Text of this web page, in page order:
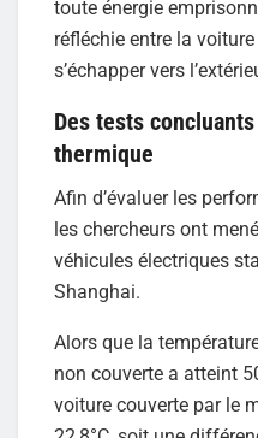
toute énergie
réfléchie entre la
s’échapper vers
Des tests
thermique
Afin d’évaluer les
les chercheurs ont
véhicules électriques
Shanghai.
Alors que la
non couverte a atteint
voiture couverte par le